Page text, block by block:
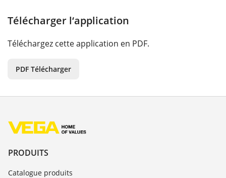
Télécharger l‘application
Téléchargez cette application en PDF.
PDF Télécharger
PRODUITS
Catalogue produits